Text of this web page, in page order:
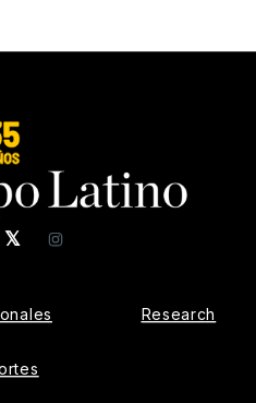
𝕏 Instagram
Research